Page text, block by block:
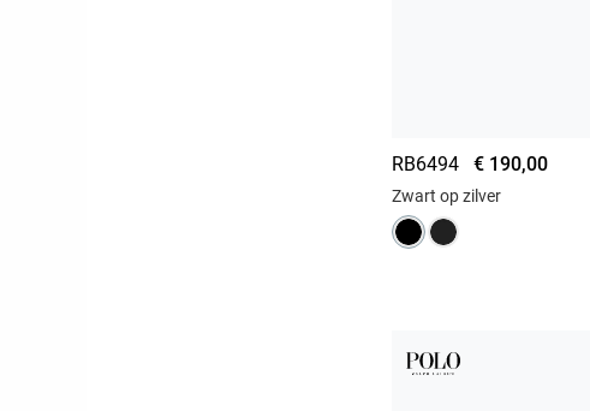
RB6494 € 190,00
Zwart op zilver